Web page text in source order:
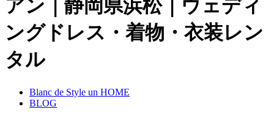
アン｜静岡県浜松｜ウェディ
ングドレス・着物・衣装レン
タル
Blanc de Style un HOME
BLOG